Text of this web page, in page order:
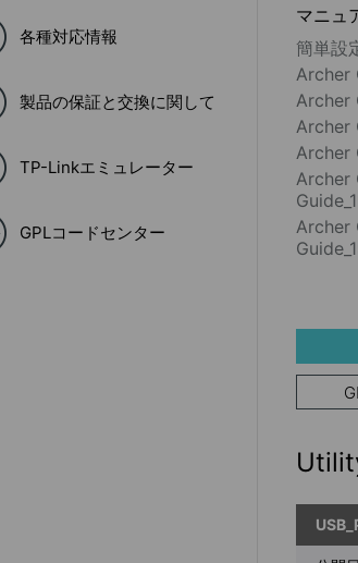
各種対応情報
製品の保証と交換に関して
TP-Linkエミュレーター
GPLコードセンター
マニュ
簡単設
Archer
Archer
Archer
Archer
Archer
Archer